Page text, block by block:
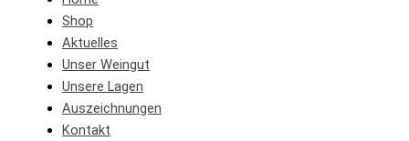
Shop
Aktuelles
Unser Weingut
Unsere Lagen
Auszeichnungen
Kontakt